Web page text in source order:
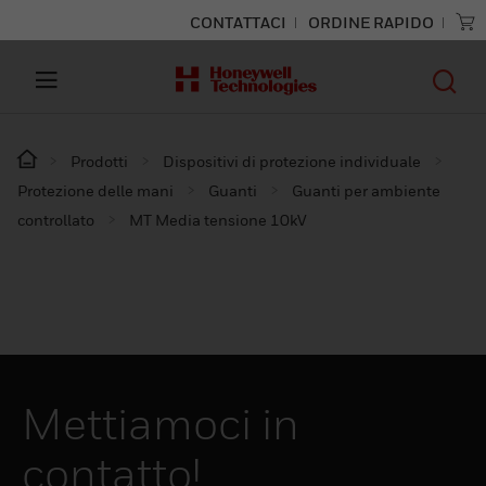
CONTATTACI ORDINE RAPIDO
Prodotti
Dispositivi di protezione individuale
Protezione delle mani
Guanti
Guanti per ambiente
controllato
MT Media tensione 10kV
Mettiamoci in
contatto!